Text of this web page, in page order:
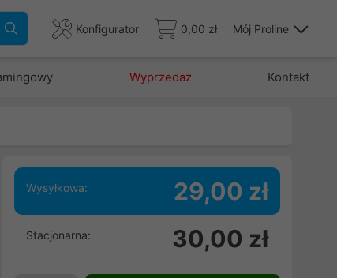
Konfigurator 0,00 zł Mój Proline
Wyprzedaż Kontakt
Wysyłkowa: 29,00 zł
Stacjonarna: 30,00 zł